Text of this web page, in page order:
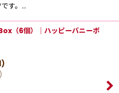
す。…
（6個）│ハッピーバニーボ
)
)